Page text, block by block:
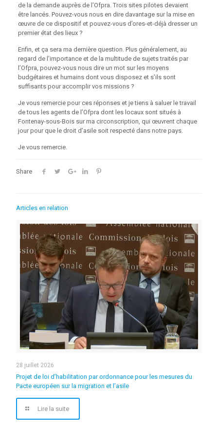
de la demande auprès de l’Ofpra. Trois sites pilotes devaient
être lancés. Pouvez-vous nous en dire davantage sur la mise en
œuvre de ce dispositif et pouvez-vous d’ores-et-déjà dresser un
premier état des lieux ?
Enfin, et ça sera ma dernière question. Plus généralement, au
regard de l’importance et de la multitude de sujets traités par
l’Ofpra, pouvez-vous nous dire un mot sur les moyens
budgétaires et humains dont vous disposez et s’ils sont
suffisants pour accomplir vos missions ?
Je vous remercie pour ces réponses et je tiens à saluer le travail
de tous les agents de l’Ofpra dont les locaux sont situés à
Fontenay-sous-Bois sur ma circonscription, qui œuvrent chaque
jour pour que le droit d’asile soit respecté dans notre pays.
Je vous remercie.
Share
Articles en relation
28 juillet 2026
Projet de loi d’habilitation par ordonnance pour les mesures du
Pacte européen sur la migration et l’asile
Lire la suite